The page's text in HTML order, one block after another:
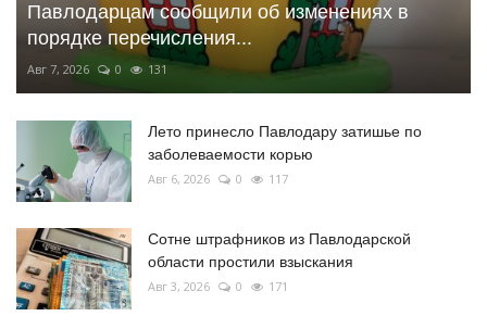
Павлодарцам сообщили об изменениях в
порядке перечисления...
Авг 7, 2026 0 131
Лето принесло Павлодару затишье по
заболеваемости корью
Авг 6, 2026 0 117
Сотне штрафников из Павлодарской
области простили взыскания
Авг 3, 2026 0 171